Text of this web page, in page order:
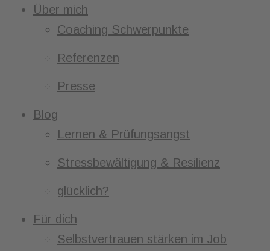
Über mich
Coaching Schwerpunkte
Referenzen
Presse
Blog
Lernen & Prüfungsangst
Stressbewältigung & Resilienz
glücklich?
Für dich
Selbstvertrauen stärken im Job